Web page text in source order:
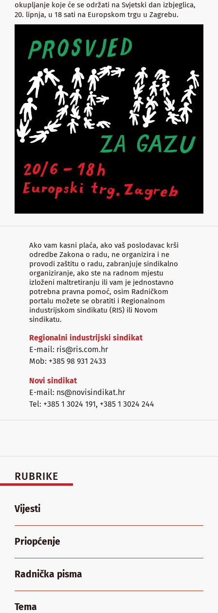
okupljanje koje će se održati na Svjetski dan izbjeglica,
20. lipnja, u 18 sati na Europskom trgu u Zagrebu.
Ako vam kasni plaća, ako vaš poslodavac krši
odredbe Zakona o radu, ne organizira i ne
provodi zaštitu o radu, zabranjuje sindikalno
organiziranje, ako ste na radnom mjestu
izloženi maltretiranju ili vam je jednostavno
potrebna pravna pomoć, osim Radničkom
portalu možete se obratiti i Regionalnom
industrijskom sindikatu (RIS) ili Novom
sindikatu.
Regionalni industrijski sindikat
E-mail: ris@ris.com.hr
Mob: +385 98 931 2433
Novi sindikat
E-mail: ns@novisindikat.hr
Tel: +385 1 3024 191, +385 1 3024 244
RUBRIKE
Vijesti
Priopćenje
Radnička pisma
Tema